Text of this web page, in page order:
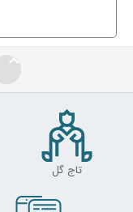
تاج گل